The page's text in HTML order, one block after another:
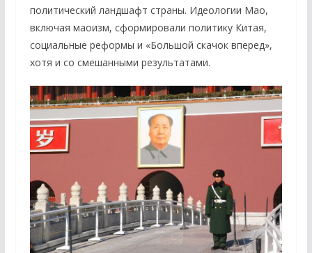
политический ландшафт страны. Идеологии Мао,
включая маоизм, сформировали политику Китая,
социальные реформы и «Большой скачок вперед»,
хотя и со смешанными результатами.